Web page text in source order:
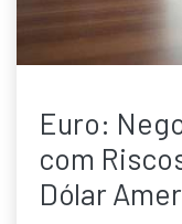
Euro:
com
Dólar